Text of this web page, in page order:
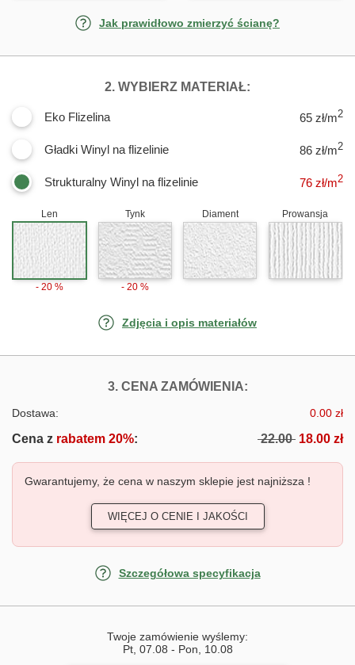
Jak prawidłowo zmierzyć ścianę?
2. WYBIERZ MATERIAŁ:
Eko Flizelina 65 zł/m2
Gładki Winyl na flizelinie 86 zł/m2
Strukturalny Winyl na flizelinie 76 zł/m2
Len
- 20 %
Tynk
- 20 %
Diament Prowansja
Zdjęcia i opis materiałów
3. CENA ZAMÓWIENIA:FOTOTAPETY
Dostawa: 0.00 zł
Cena z rabatem 20%: 22.00 18.00 zł
Gwarantujemy, że cena w naszym sklepie jest najniższa !
WIĘCEJ O CENIE I JAKOŚCI
Szczegółowa specyfikacja
Twoje zamówienie wyślemy:
Pt, 07.08 - Pon, 10.08